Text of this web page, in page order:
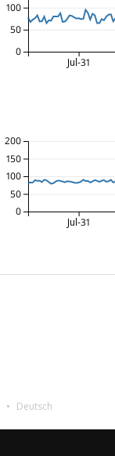
Jul-31
0
50
100
Jul-31
0
50
100
150
200
Deutsch